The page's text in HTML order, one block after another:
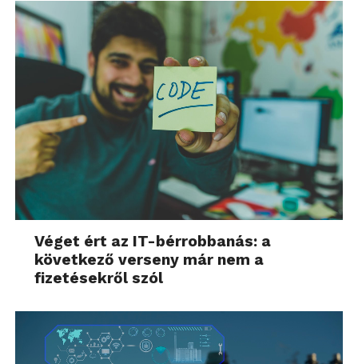
Véget ért az IT-bérrobbanás: a
következő verseny már nem a
fizetésekről szól